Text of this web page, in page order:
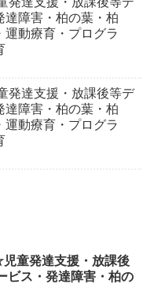
達障害・柏の葉・柏
運動療育・プログラ
発達支援・放課後等デ
達障害・柏の葉・柏
運動療育・プログラ
童発達支援・放課後
ビス・発達障害・柏の